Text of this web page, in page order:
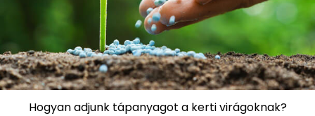
Hogyan adjunk tápanyagot a kerti virágoknak?